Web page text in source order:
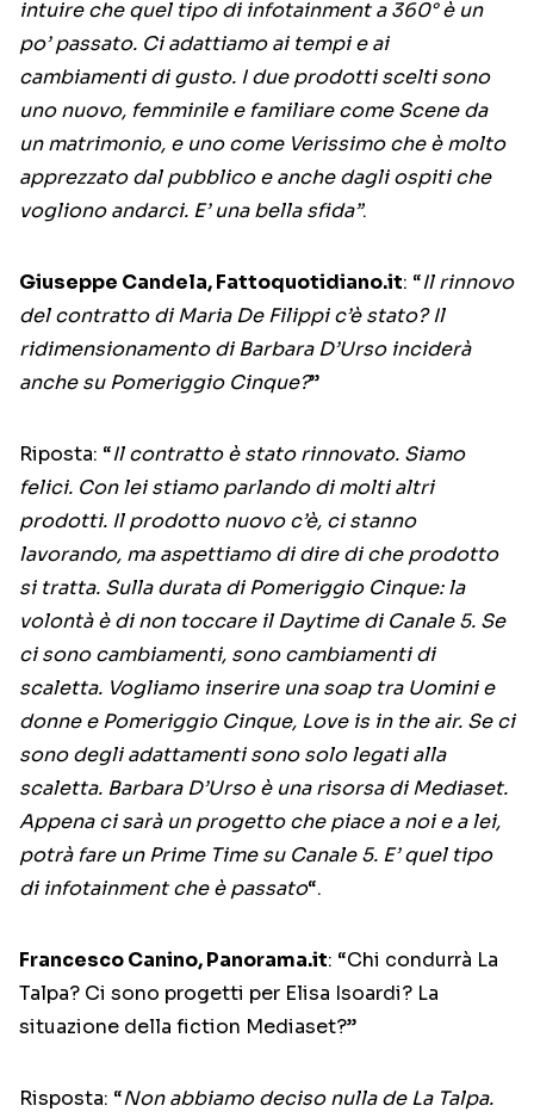
intuire che quel tipo di infotainment a 360° è un
po’ passato. Ci adattiamo ai tempi e ai
cambiamenti di gusto. I due prodotti scelti sono
uno nuovo, femminile e familiare come Scene da
un matrimonio, e uno come Verissimo che è molto
apprezzato dal pubblico e anche dagli ospiti che
vogliono andarci. E’ una bella sfida”.
Giuseppe Candela, Fattoquotidiano.it: “Il rinnovo
del contratto di Maria De Filippi c’è stato? Il
ridimensionamento di Barbara D’Urso inciderà
anche su Pomeriggio Cinque?”
Riposta: “Il contratto è stato rinnovato. Siamo
felici. Con lei stiamo parlando di molti altri
prodotti. Il prodotto nuovo c’è, ci stanno
lavorando, ma aspettiamo di dire di che prodotto
si tratta. Sulla durata di Pomeriggio Cinque: la
volontà è di non toccare il Daytime di Canale 5. Se
ci sono cambiamenti, sono cambiamenti di
scaletta. Vogliamo inserire una soap tra Uomini e
donne e Pomeriggio Cinque, Love is in the air. Se ci
sono degli adattamenti sono solo legati alla
scaletta. Barbara D’Urso è una risorsa di Mediaset.
Appena ci sarà un progetto che piace a noi e a lei,
potrà fare un Prime Time su Canale 5. E’ quel tipo
di infotainment che è passato“.
Francesco Canino, Panorama.it: “Chi condurrà La
Talpa? Ci sono progetti per Elisa Isoardi? La
situazione della fiction Mediaset?”
Risposta: “Non abbiamo deciso nulla de La Talpa.